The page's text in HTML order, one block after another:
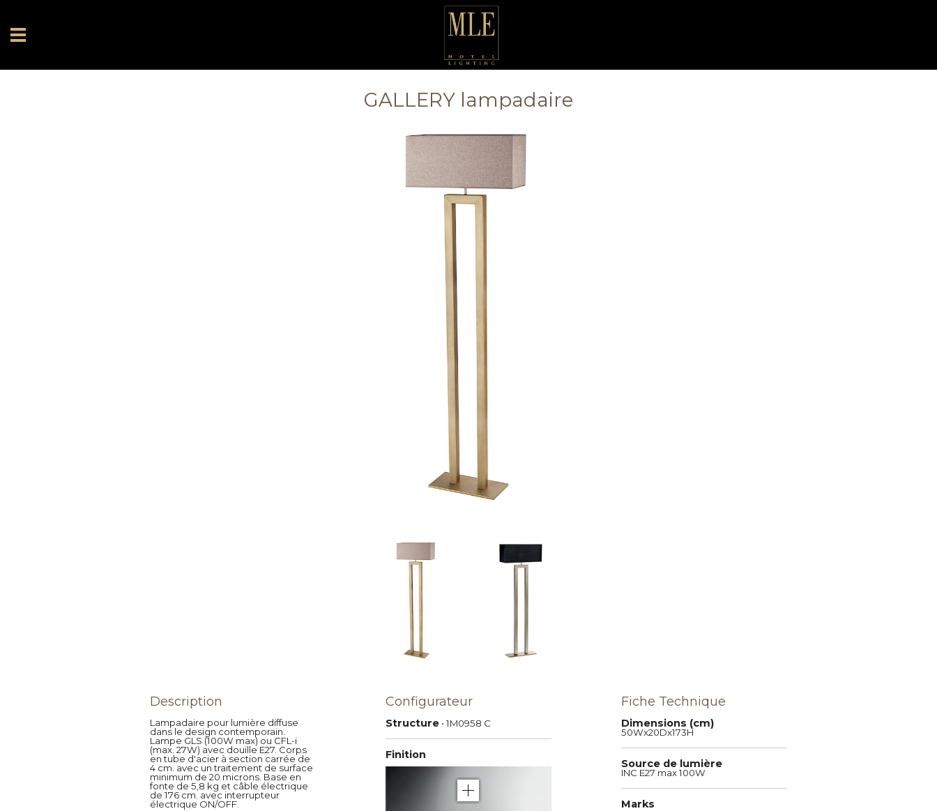
GALLERY lampadaire
Description
Lampadaire pour lumière diffuse
dans le design contemporain.
Lampe GLS (100W max) ou CFL-i
(max. 27W) avec douille E27. Corps
en tube d'acier à section carrée de
4 cm. avec un traitement de surface
minimum de 20 microns. Base en
fonte de 5,8 kg et câble électrique
de 176 cm. avec interrupteur
électrique ON/OFF.
Configurateur
Structure • 1M0958 C
Finition
Fiche Technique
Dimensions (cm)
50Wx20Dx173H
Source de lumière
INC E27 max 100W
Marks